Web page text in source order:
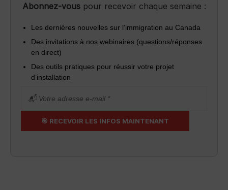
Abonnez-vouspour recevoir chaque semaine :
Les dernières nouvelles sur l’immigration au Canada
Des invitations à nos webinaires (questions/réponses
en direct)
Des outils pratiques pour réussir votre projet
d’installation